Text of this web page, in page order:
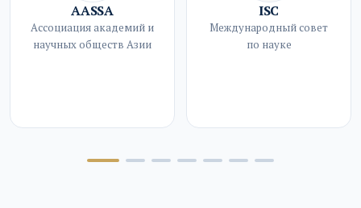
AASSA
Ассоциация академий и
научных обществ Азии
ISC
Международный совет
по науке